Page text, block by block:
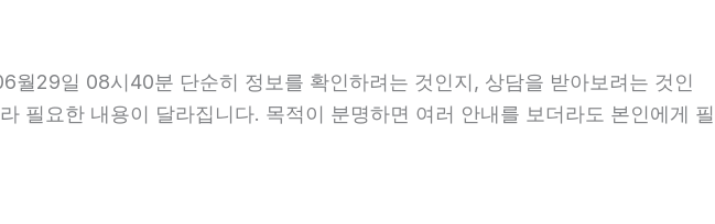
29일 08시40분 단순히 정보를 확인하려는 것인지, 상담을 받아보려는 것인
필요한 내용이 달라집니다. 목적이 분명하면 여러 안내를 보더라도 본인에게 필